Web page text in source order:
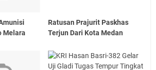
Melara
Ratusan Prajurit Paskhas
Terjun Dari Kota Medan